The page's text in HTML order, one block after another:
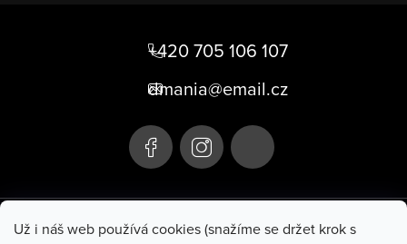
Už i náš web používá cookies (snažíme se držet krok s
+420 705 106 107
dmania@email.cz
+420 705 106 107